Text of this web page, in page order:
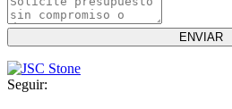
Seguir: